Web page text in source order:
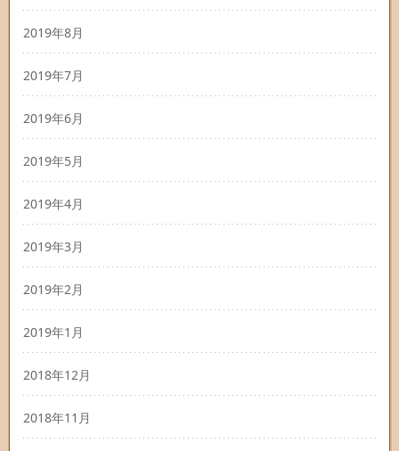
2019年8月
2019年7月
2019年6月
2019年5月
2019年4月
2019年3月
2019年2月
2019年1月
2018年12月
2018年11月